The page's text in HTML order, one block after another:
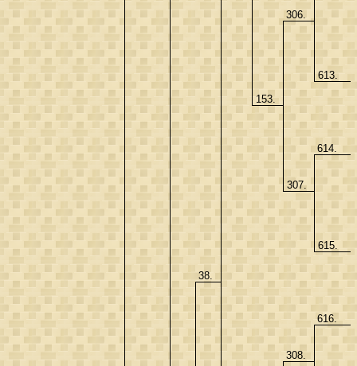
38.
153.
306.
613.
307.
614.
615.
308.
616.